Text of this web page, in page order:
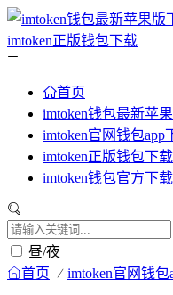
首页
imtoken钱包最新苹
imtoken官网钱包app
imtoken正版钱包下载
imtoken钱包官方下载
昼/夜
首页 imtoken官网钱包